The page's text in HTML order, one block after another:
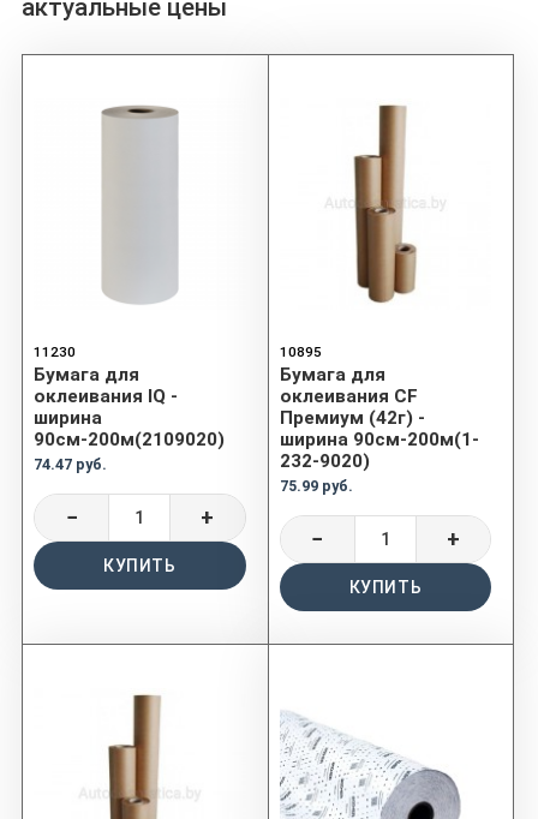
актуальные цены
11230
Бумага для
оклеивания IQ -
ширина
90см-200м(2109020)
74.47 руб.
− +
КУПИТЬ
10895
Бумага для
оклеивания CF
Премиум (42г) -
ширина 90см-200м(1-
232-9020)
75.99 руб.
− +
КУПИТЬ